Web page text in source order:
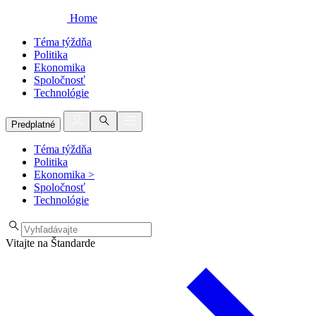
Home
Téma týždňa
Politika
Ekonomika
Spoločnosť
Technológie
Predplatné
Téma týždňa
Politika
Ekonomika >
Spoločnosť
Technológie
Vitajte na Štandarde